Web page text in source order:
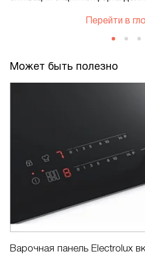
Перейти в
Может быть полезно
Варочная панель Electrolux